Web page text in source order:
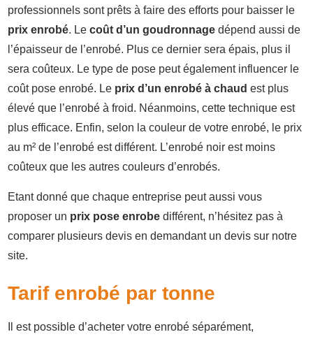
professionnels sont prêts à faire des efforts pour baisser le
prix enrobé. Le coût d’un goudronnage dépend aussi de
l’épaisseur de l’enrobé. Plus ce dernier sera épais, plus il
sera coûteux. Le type de pose peut également influencer le
coût pose enrobé. Le prix d’un enrobé à chaud est plus
élevé que l’enrobé à froid. Néanmoins, cette technique est
plus efficace. Enfin, selon la couleur de votre enrobé, le prix
au m² de l’enrobé est différent. L’enrobé noir est moins
coûteux que les autres couleurs d’enrobés.
Etant donné que chaque entreprise peut aussi vous
proposer un prix pose enrobe différent, n’hésitez pas à
comparer plusieurs devis en demandant un devis sur notre
site.
Tarif enrobé par tonne
Il est possible d’acheter votre enrobé séparément,